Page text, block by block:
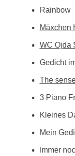
Rainbow
Mäxchen
WC Ojda
Gedicht
The
3 Piano
Kleines
Mein
Immer